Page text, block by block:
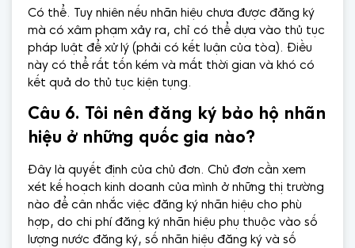
Có thể. Tuy nhiên nếu nhãn hiệu chưa được đăng ký
mà có xâm phạm xảy ra, chỉ có thể dựa vào thủ tục
pháp luật để xử lý (phải có kết luận của tòa). Điều
này có thể rất tốn kém và mất thời gian và khó có
kết quả do thủ tục kiện tụng.
Câu 6. Tôi nên đăng ký bảo hộ nhãn
hiệu ở những quốc gia nào?
Đây là quyết định của chủ đơn. Chủ đơn cần xem
xét kế hoạch kinh doanh của mình ở những thị trường
nào để cân nhắc việc đăng ký nhãn hiệu cho phù
hợp, do chi phí đăng ký nhãn hiệu phụ thuộc vào số
lượng nước đăng ký, số nhãn hiệu đăng ký và số